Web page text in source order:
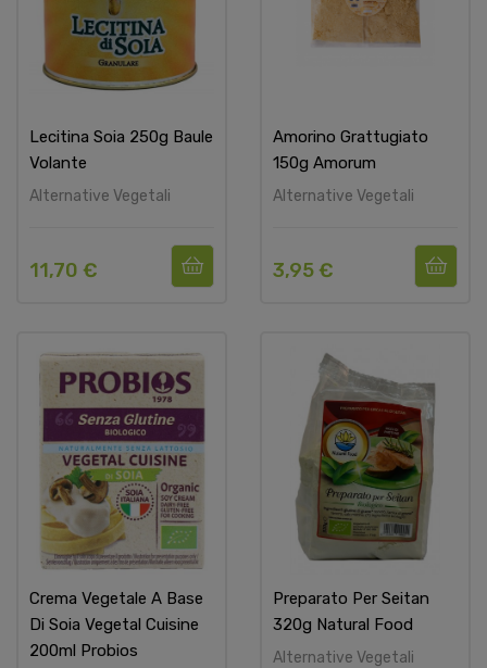
Lecitina Soia 250g Baule
Volante
Alternative Vegetali
11,70 €
Amorino Grattugiato
150g Amorum
Alternative Vegetali
3,95 €
Crema Vegetale A Base
Di Soia Vegetal Cuisine
200ml Probios
Preparato Per Seitan
320g Natural Food
Alternative Vegetali